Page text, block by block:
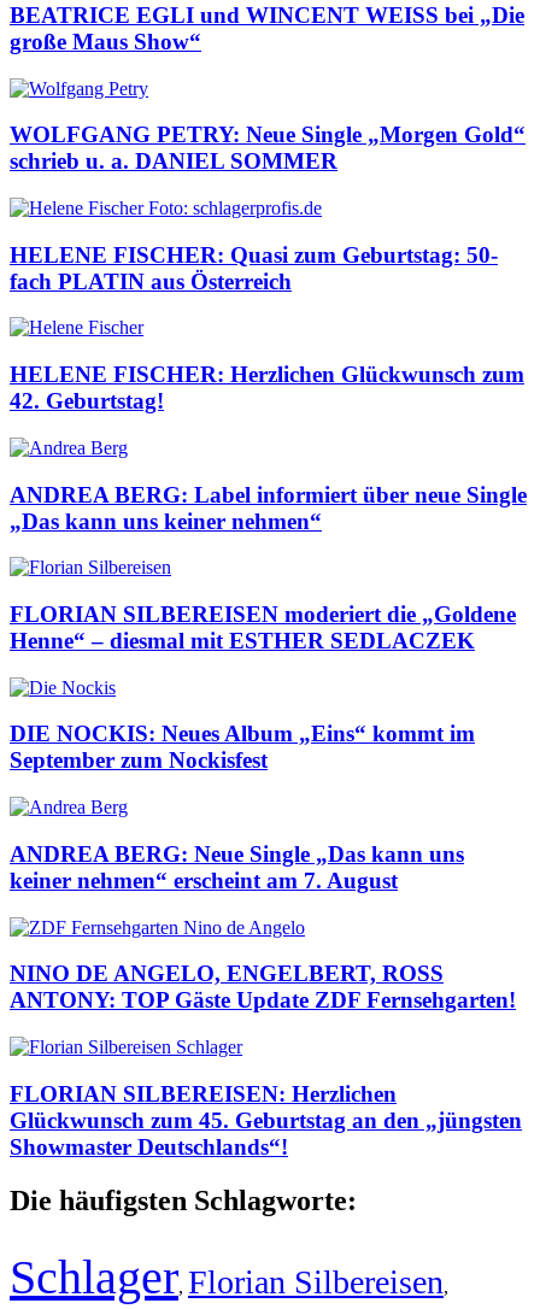
BEATRICE EGLI und WINCENT WEISS bei „Die
große Maus Show“
WOLFGANG PETRY: Neue Single „Morgen Gold“
schrieb u. a. DANIEL SOMMER
HELENE FISCHER: Quasi zum Geburtstag: 50-
fach PLATIN aus Österreich
HELENE FISCHER: Herzlichen Glückwunsch zum
42. Geburtstag!
ANDREA BERG: Label informiert über neue Single
„Das kann uns keiner nehmen“
FLORIAN SILBEREISEN moderiert die „Goldene
Henne“ – diesmal mit ESTHER SEDLACZEK
DIE NOCKIS: Neues Album „Eins“ kommt im
September zum Nockisfest
ANDREA BERG: Neue Single „Das kann uns
keiner nehmen“ erscheint am 7. August
NINO DE ANGELO, ENGELBERT, ROSS
ANTONY: TOP Gäste Update ZDF Fernsehgarten!
FLORIAN SILBEREISEN: Herzlichen
Glückwunsch zum 45. Geburtstag an den „jüngsten
Showmaster Deutschlands“!
Die häufigsten Schlagworte:
Schlager, Florian Silbereisen,